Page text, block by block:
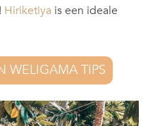
Hiriketiya is een ideale
WELIGAMA TIPS